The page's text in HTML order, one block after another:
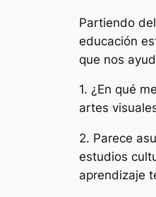
Partiendo
educación
que nos
1. ¿En qué
artes
2. Parece
estudios
aprendizaje